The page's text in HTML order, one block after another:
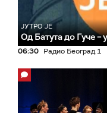
ЈУТРО ЈЕ
Од Батута до Гуче –
06:30 Радио Београд 1